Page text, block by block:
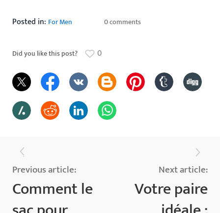
Posted in: For Men 0 comments
Did you like this post? 0
Previous article:
Comment le
Next article:
Votre paire